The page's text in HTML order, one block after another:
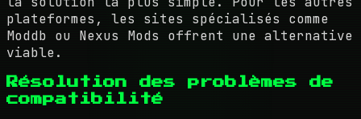
plateformes, les sites spécialisés comme
Moddb ou Nexus Mods offrent une alternative
viable.
Résolution des problèmes de
compatibilité